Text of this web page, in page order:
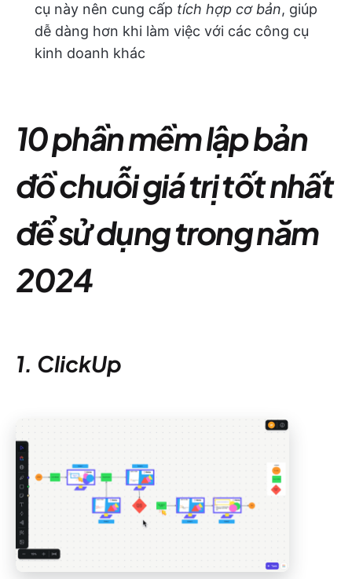
cụ này nên cung cấp tích hợp cơ bản, giúp
dễ dàng hơn khi làm việc với các công cụ
kinh doanh khác
10 phần mềm lập bản
đồ chuỗi giá trị tốt nhất
để sử dụng trong năm
2024
1. ClickUp